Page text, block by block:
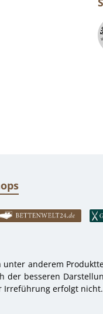
anderem
besseren
Irreführung erfolgt nicht.